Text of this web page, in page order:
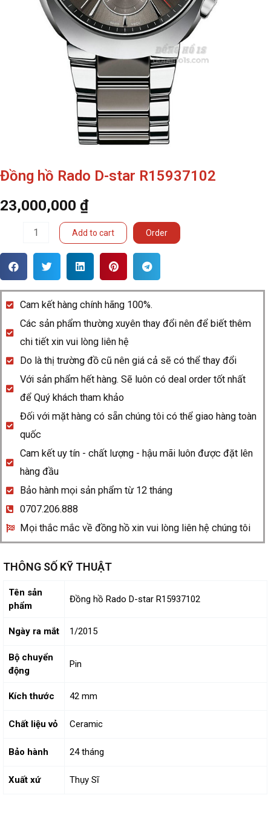
Đồng hồ Rado D-star R15937102
23,000,000 ₫
Rado
star
R15937102
quantity
Add to cart Order
Cam kết hàng chính hãng 100%.
Các sản phẩm thường xuyên thay đổi nên để biết thêm
chi tiết xin vui lòng liên hệ
Do là thị trường đồ cũ nên giá cả sẽ có thể thay đổi
Với sản phẩm hết hàng. Sẽ luôn có deal order tốt nhất
để Quý khách tham khảo
Đối với mặt hàng có sẵn chúng tôi có thể giao hàng toàn
quốc
Cam kết uy tín - chất lượng - hậu mãi luôn được đặt lên
hàng đầu
Bảo hành mọi sản phẩm từ 12 tháng
0707.206.888
Mọi thắc mắc về đồng hồ xin vui lòng liên hệ chúng tôi
THÔNG SỐ KỸ THUẬT
Tên sản
phẩm
Đồng hồ Rado D-star R15937102
Ngày ra mắt 1/2015
Bộ chuyển
động
Pin
Kích thước 42 mm
Chất liệu vỏ Ceramic
Bảo hành 24 tháng
Xuất xứ Thụy Sĩ